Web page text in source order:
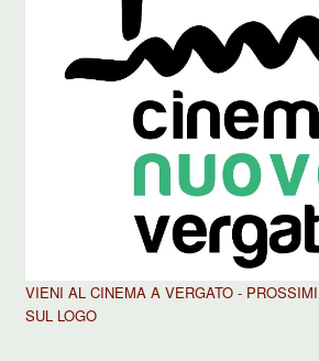
VIENI AL CINEMA A VERGATO -
SUL LOGO